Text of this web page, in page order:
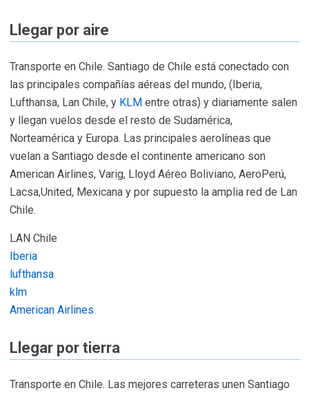
Llegar por aire
Transporte en Chile. Santiago de Chile está conectado con
las principales compañías aéreas del mundo, (Iberia,
Lufthansa, Lan Chile, y KLM entre otras) y diariamente salen
y llegan vuelos desde el resto de Sudamérica,
Norteamérica y Europa. Las principales aerolíneas que
vuelan a Santiago desde el continente americano son
American Airlines, Varig, Lloyd Aéreo Boliviano, AeroPerú,
Lacsa,United, Mexicana y por supuesto la amplia red de Lan
Chile.
LAN Chile
Iberia
lufthansa
klm
American Airlines
Llegar por tierra
Transporte en Chile. Las mejores carreteras unen Santiago